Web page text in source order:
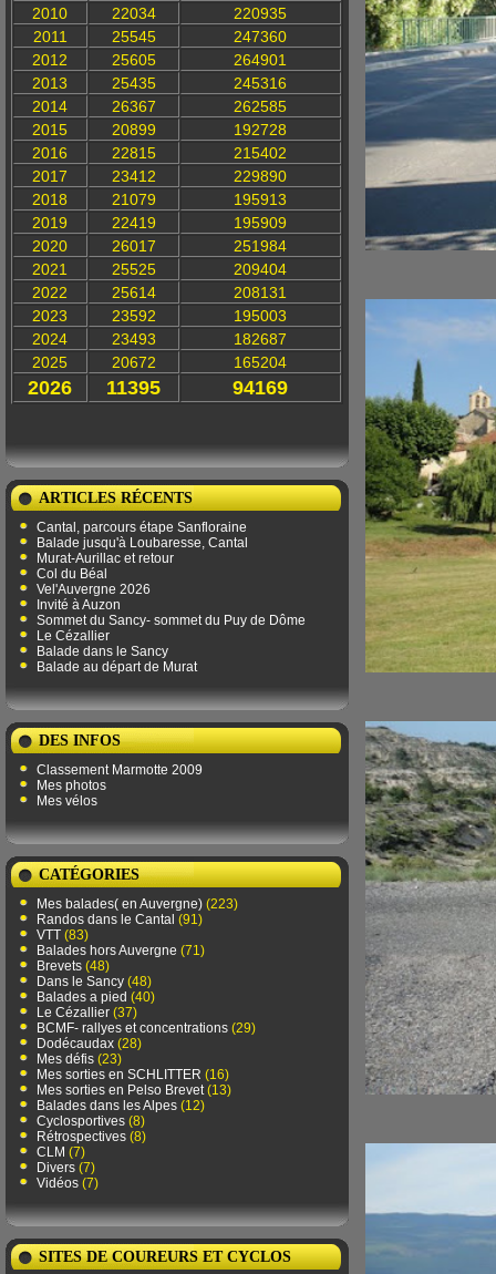
2010
22034
220935
2011
25545
247360
2012
25605
264901
2013
25435
245316
2014
26367
262585
2015
20899
192728
2016
22815
215402
2017
23412
229890
2018
21079
195913
2019
22419
195909
2020
26017
251984
2021
25525
209404
2022
25614
208131
2023
23592
195003
2024
23493
182687
2025
20672 165204
2026 11395 94169
ARTICLES RÉCENTS
Cantal, parcours étape Sanfloraine
Balade jusqu'à Loubaresse, Cantal
Murat-Aurillac et retour
Col du Béal
Vel'Auvergne 2026
Invité à Auzon
Sommet du Sancy- sommet du Puy de Dôme
Le Cézallier
Balade dans le Sancy
Balade au départ de Murat
DES INFOS
Classement Marmotte 2009
Mes photos
Mes vélos
CATÉGORIES
Mes balades( en Auvergne) (223)
Randos dans le Cantal (91)
VTT (83)
Balades hors Auvergne (71)
Brevets (48)
Dans le Sancy (48)
Balades a pied (40)
Le Cézallier (37)
BCMF- rallyes et concentrations (29)
Dodécaudax (28)
Mes défis (23)
Mes sorties en SCHLITTER (16)
Mes sorties en Pelso Brevet(13)
Balades dans les Alpes (12)
Cyclosportives (8)
Rétrospectives (8)
CLM (7)
Divers (7)
Vidéos (7)
SITES DE COUREURS ET CYCLOS